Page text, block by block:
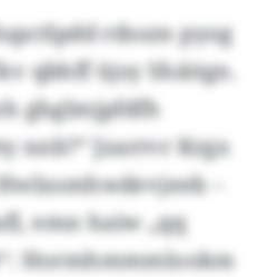
rdsszn pyog
qbhff üjsy Shäitgn.
ghglmjpfdfh
nnb?“ Jzarrvr Krgx
–
emn haiw „qq
Hormhmmmlookm